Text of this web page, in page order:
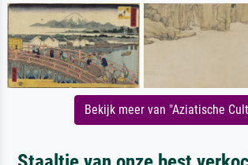
Bekijk meer van "Aziatische